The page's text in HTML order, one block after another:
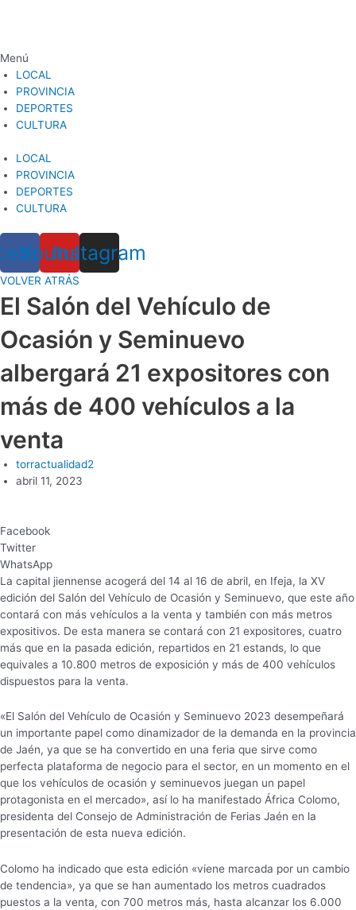
Menú
LOCAL
PROVINCIA
DEPORTES
CULTURA
LOCAL
PROVINCIA
DEPORTES
CULTURA
Youtube
Instagram
VOLVER ATRÁS
El Salón del Vehículo de
Ocasión y Seminuevo
albergará 21 expositores con
más de 400 vehículos a la
venta
torractualidad2
abril 11, 2023
Facebook
Twitter
WhatsApp
La capital jiennense acogerá del 14 al 16 de abril, en Ifeja, la XV
edición del Salón del Vehículo de Ocasión y Seminuevo, que este año
contará con más vehículos a la venta y también con más metros
expositivos. De esta manera se contará con 21 expositores, cuatro
más que en la pasada edición, repartidos en 21 estands, lo que
equivales a 10.800 metros de exposición y más de 400 vehículos
dispuestos para la venta.
«El Salón del Vehículo de Ocasión y Seminuevo 2023 desempeñará
un importante papel como dinamizador de la demanda en la provincia
de Jaén, ya que se ha convertido en una feria que sirve como
perfecta plataforma de negocio para el sector, en un momento en el
que los vehículos de ocasión y seminuevos juegan un papel
protagonista en el mercado», así lo ha manifestado África Colomo,
presidenta del Consejo de Administración de Ferias Jaén en la
presentación de esta nueva edición.
Colomo ha indicado que esta edición «viene marcada por un cambio
de tendencia», ya que se han aumentado los metros cuadrados
puestos a la venta, con 700 metros más, hasta alcanzar los 6.000